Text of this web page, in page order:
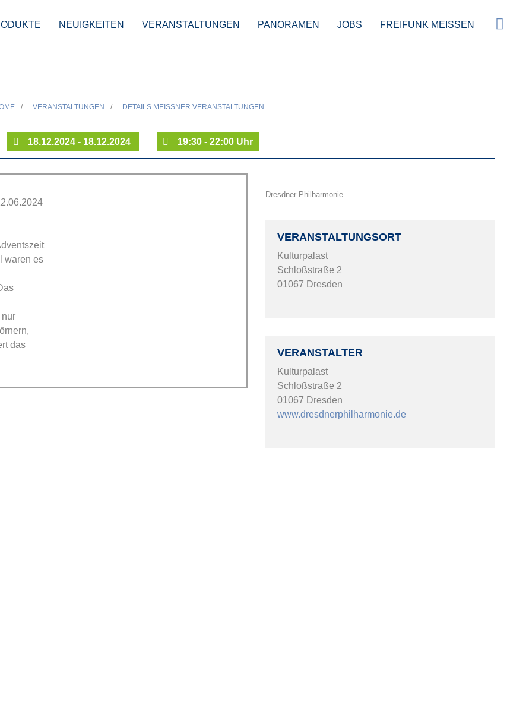
NEUIGKEITEN VERANSTALTUNGEN PANORAMEN JOBS FREIFUNK MEISSEN
/ VERANSTALTUNGEN / DETAILS MEISSNER VERANSTALTUNGEN
18.12.2024 - 18.12.2024 19:30 - 22:00 Uhr
waren es
das
Dresdner Philharmonie
VERANSTALTUNGSORT
Kulturpalast
Schloßstraße 2
01067 Dresden
VERANSTALTER
Kulturpalast
Schloßstraße 2
01067 Dresden
www.dresdnerphilharmonie.de